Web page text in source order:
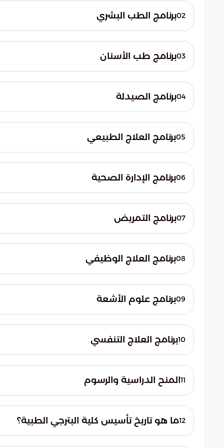
02برنامج الطب البشري
خلال تطوير المهارات الطبية الأساسية (ما
الطبي إلى قسمين: السنوات ما قبل السريرية
الخامسة والسادسة)، بالإضافة إلى سنة
03برنامج طب الأسنان
وسنة أخيرة للتدريب. يُقسم البرنامج كالتالي:
تليهما سنة من مقررات طب الأسنان قبل
طب الأسنان، وأخيرًا تدريب لمدة عام.
04برنامج الصيدلة
العمل في مسارات مهنية متعددة، مثل
الأدوية.
05برنامج العلاج الطبيعي
مسار العناية الحرجة، أجنحة التنويم،06برنامج الإدارة الصحية
مستشفى، ومستشار صحي.07برنامج التمريض
المهني للتمريض، تمريض الأورام، وتمريض08برنامج العلاج الوظيفي
موزعة على السنوات الخمس، بواقع سنة
البرنامج لمسارات مهنية مثل مراكز إعادة
09برنامج علوم الأشعة
العام، المناظير والأشعة التداخلية،10برنامج العلاج التنفسي
أجنحة التنويم، والتعليم. 11المنح الدراسية والرسوم
بالتقسيط. كما تتيح للطلبة سداد رسوم
على الاعتماد الأكاديمي من هيئة تقويم
12ما هو تاريخ تأسيس كلية البترجي الطبية؟